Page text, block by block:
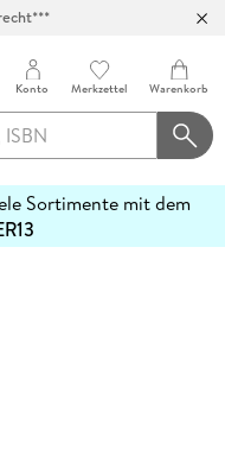
Konto Merkzettel Warenkorb
Sortimente mit dem